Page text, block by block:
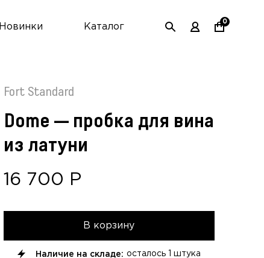
Новинки Каталог
0
Fort Standard
Dome — пробка для вина
из латуни
16 700 Р
В корзину
Наличие на складе: осталось 1 штука